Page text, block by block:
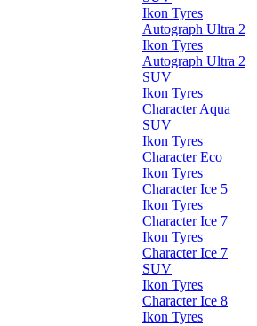
Ikon Tyres
Autograph Ultra 2
Ikon Tyres
Autograph Ultra 2
SUV
Ikon Tyres
Character Aqua
SUV
Ikon Tyres
Character Eco
Ikon Tyres
Character Ice 5
Ikon Tyres
Character Ice 7
Ikon Tyres
Character Ice 7
SUV
Ikon Tyres
Character Ice 8
Ikon Tyres